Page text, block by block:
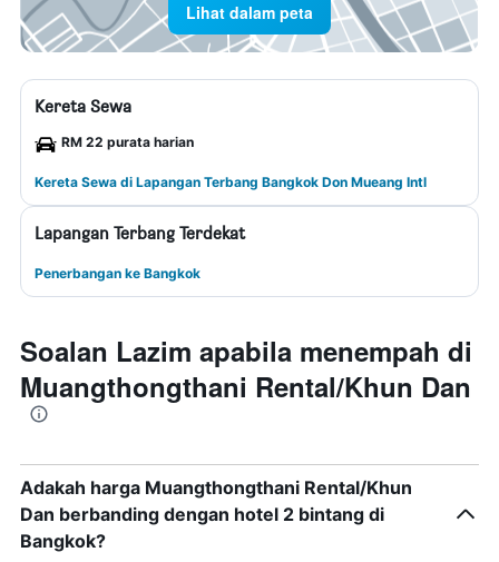
Lihat dalam peta
Kereta Sewa
RM 22 purata harian
Kereta Sewa di Lapangan Terbang Bangkok Don Mueang Intl
Lapangan Terbang Terdekat
Penerbangan ke Bangkok
Soalan Lazim apabila menempah di
Muangthongthani Rental/Khun Dan
Adakah harga Muangthongthani Rental/Khun
Dan berbanding dengan hotel 2 bintang di
Bangkok?